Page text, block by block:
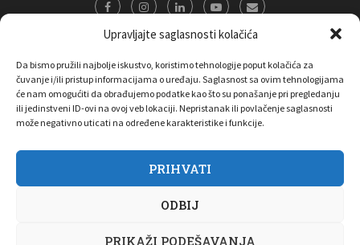
Upravljajte saglasnosti kolačića
Da bismo pružili najbolje iskustvo, koristimo tehnologije poput kolačića za
čuvanje i/ili pristup informacijama o uređaju. Saglasnost sa ovim tehnologijama
će nam omogućiti da obrađujemo podatke kao što su ponašanje pri pregledanju
ili jedinstveni ID-ovi na ovoj veb lokaciji. Nepristanak ili povlačenje saglasnosti
može negativno uticati na određene karakteristike i funkcije.
PRIHVATI
ODBIJ
PRIKAŽI PODEŠAVANJA
O nama Marketing Kontakt FAQ
Privatnost korisnika
Pravila korišćenja